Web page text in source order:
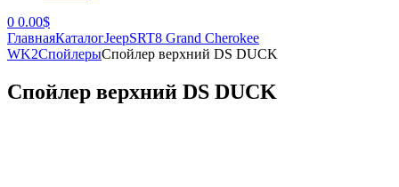
0 0.00$
ГлавнаяКаталогJeepSRT8 Grand Cherokee
WK2СпойлерыСпойлер верхний DS DUCK
Спойлер верхний DS DUCK